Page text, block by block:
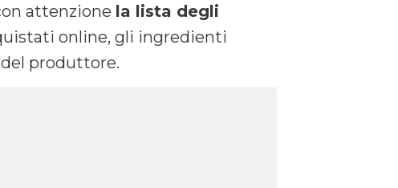
attenzione la lista degli
online, gli ingredienti
produttore.